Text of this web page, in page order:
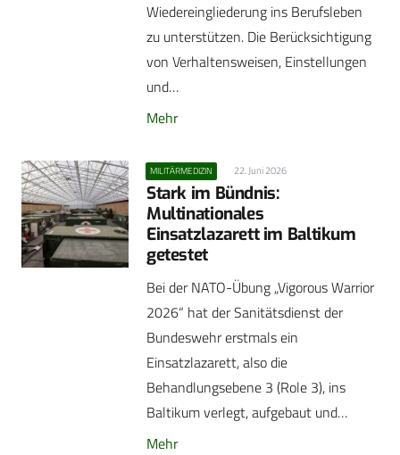
Wiedereingliederung ins Berufsleben
zu unterstützen. Die Berücksichtigung
von Verhaltensweisen, Einstellungen
und…
Mehr
MILITÄRMEDIZIN 22. Juni 2026
Stark im Bündnis:
Multinationales
Einsatzlazarett im Baltikum
getestet
Bei der NATO-Übung „Vigorous Warrior
2026“ hat der Sanitätsdienst der
Bundeswehr erstmals ein
Einsatzlazarett, also die
Behandlungsebene 3 (Role 3), ins
Baltikum verlegt, aufgebaut und…
Mehr